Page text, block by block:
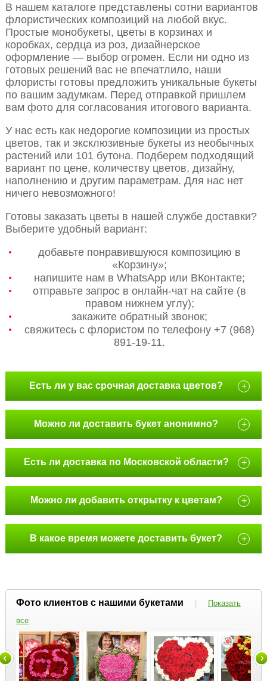
В нашем каталоге представлены сотни вариантов
флористических композиций на любой вкус.
Простые монобукеты, цветы в корзинах и
коробках, сердца из роз, дизайнерское
оформление — выбор огромен. Если ни одно из
готовых решений вас не впечатлило, наши
флористы готовы предложить уникальные букеты
по вашим задумкам. Перед отправкой пришлем
вам фото для согласования итогового варианта.
У нас есть как недорогие композиции из простых
цветов, так и эксклюзивные букеты из необычных
растений или 101 бутона. Подберем подходящий
вариант по цене, количеству цветов, дизайну,
наполнению и другим параметрам. Для нас нет
ничего невозможного!
Готовы заказать цветы в нашей службе доставки?
Выберите удобный вариант:
добавьте понравившуюся композицию в
«Корзину»;
напишите нам в WhatsApp или ВКонтакте;
отправьте запрос в онлайн-чат на сайте (в
правом нижнем углу);
закажите обратный звонок;
свяжитесь с флористом по телефону +7 (968)
891-19-11.
Есть ли у вас срочная доставка цветов? +
Можно ли доставить букет анонимно? +
Есть ли доставка по Московской области? +
Можно ли добавить открытку к цветам? +
В какое время можете доставить букет? +
Фото клиентов с нашими букетами |
Показать
все